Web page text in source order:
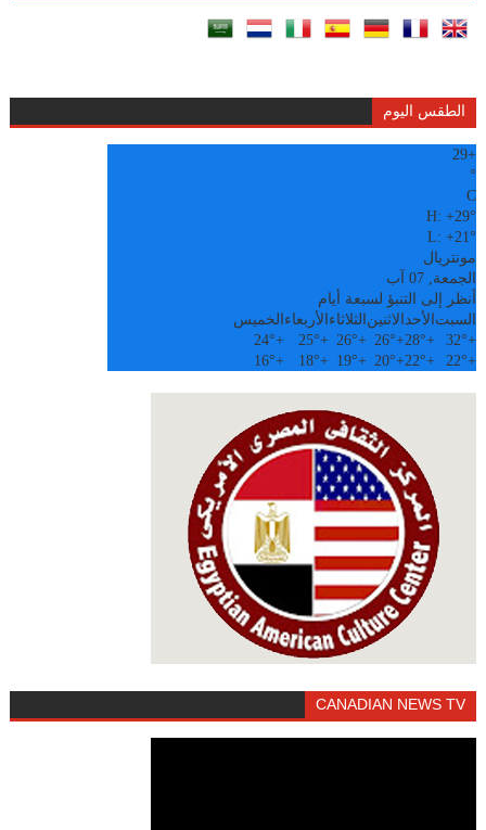
الطقس اليوم
+
29
°
C
H:+29°
L:+21°
مونتريال
الجمعة, 07 آب
أنظر إلى التنبؤ لسبعة أيام
السبت الأحدالاثنين الثلاثاء الأربعاء الخميس
+
32°
+
28°
+
26°
+
26°
+
25°
+
24°
+
22°
+
22°
+
20°
+
19°
+
18°
+
16°
CANADIAN NEWS TV